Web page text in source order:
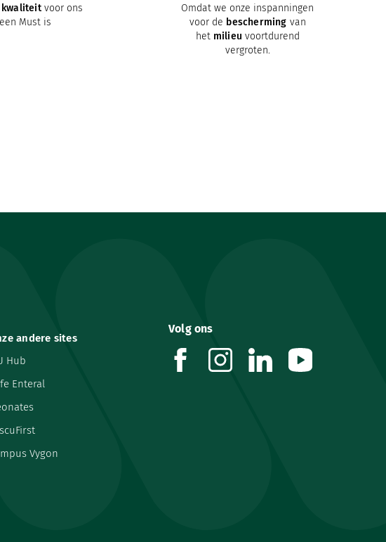
kwaliteitvoor ons
een Must is
Omdat we onze inspanningen
voor de bescherming van
het milieu voortdurend
vergroten.
andere sites
Hub
Enteral
Vygon
Volg ons
facebookinstagramlinkedin